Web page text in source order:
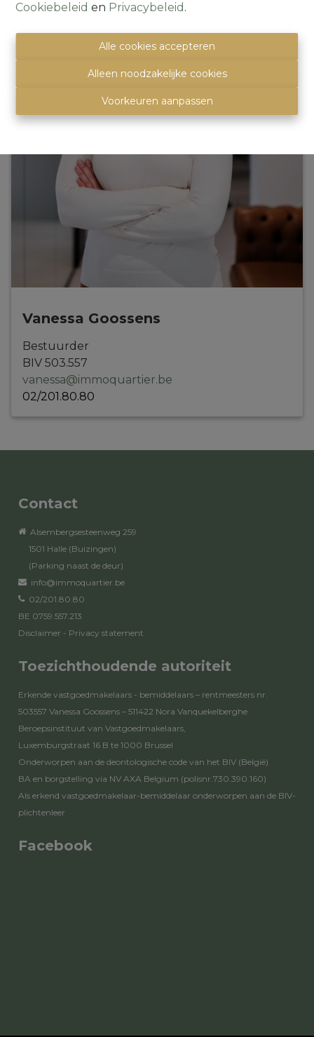
Cookiebeleid en Privacybeleid .
Alle cookies accepteren
Alleen noodzakelijke cookies
Voorkeuren aanpassen
Vanessa Goossens
Bestuurder
BIV 503.557
vanessa@immoquartier.be
02/201.80.80
Contact
Alsembergsesteenweg 259
1501 Halle (Buizingen)
(Parking naast de deur)
info@immoquartier.be
02/201.80.80
BE 0759.557.213
Disclaimer - Privacy statement
Toezichthoudende autoriteit
Erkende vastgoedmakelaars - bemiddelaars – rentmeesters nr.
503557 Vanessa Goossens – 511422 Nora Vanquekelberghe
Beroepsinstituut van Vastgoedmakelaars,
Luxemburgstraat 16 B te 1000 Brussel
Onderworpen aan de deontologische code van het BIV (België)
BA en borgstelling via NV AXA Belgium (polisnr.730.390.160)
Als erkend vastgoedmakelaar-bemiddelaar onderworpen aan de BIV-
plichtenleer
Facebook